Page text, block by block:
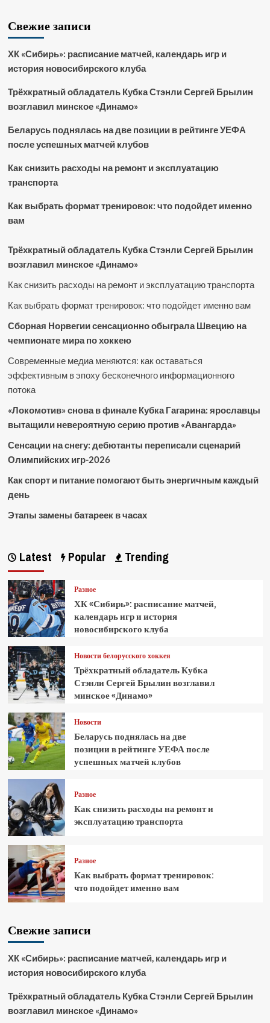
Свежие записи
ХК «Сибирь»: расписание матчей, календарь игр и
история новосибирского клуба
Трёхкратный обладатель Кубка Стэнли Сергей Брылин
возглавил минское «Динамо»
Беларусь поднялась на две позиции в рейтинге УЕФА
после успешных матчей клубов
Как снизить расходы на ремонт и эксплуатацию
транспорта
Как выбрать формат тренировок: что подойдет именно
вам
Трёхкратный обладатель Кубка Стэнли Сергей Брылин
возглавил минское «Динамо»
Как снизить расходы на ремонт и эксплуатацию транспорта
Как выбрать формат тренировок: что подойдет именно вам
Сборная Норвегии сенсационно обыграла Швецию на
чемпионате мира по хоккею
Современные медиа меняются: как оставаться
эффективным в эпоху бесконечного информационного
потока
«Локомотив» снова в финале Кубка Гагарина: ярославцы
вытащили невероятную серию против «Авангарда»
Сенсации на снегу: дебютанты переписали сценарий
Олимпийских игр-2026
Как спорт и питание помогают быть энергичным каждый
день
Этапы замены батареек в часах
Latest Popular Trending
Разное
ХК «Сибирь»: расписание матчей,
календарь игр и история
новосибирского клуба
Новости белорусского хоккея
Трёхкратный обладатель Кубка
Стэнли Сергей Брылин возглавил
минское «Динамо»
Новости
Беларусь поднялась на две
позиции в рейтинге УЕФА после
успешных матчей клубов
Разное
Как снизить расходы на ремонт и
эксплуатацию транспорта
Разное
Как выбрать формат тренировок:
что подойдет именно вам
Свежие записи
ХК «Сибирь»: расписание матчей, календарь игр и
история новосибирского клуба
Трёхкратный обладатель Кубка Стэнли Сергей Брылин
возглавил минское «Динамо»